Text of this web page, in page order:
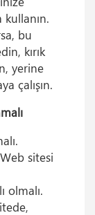
bu
kırık
yerine
çalışın.
sitesi
olmalı.